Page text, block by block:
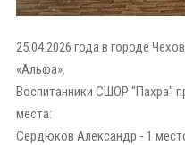
25.04.2026 года в городе
«Альфа».
Воспитанники СШОР "Пахра"
места:
Сердюков Александр - 1